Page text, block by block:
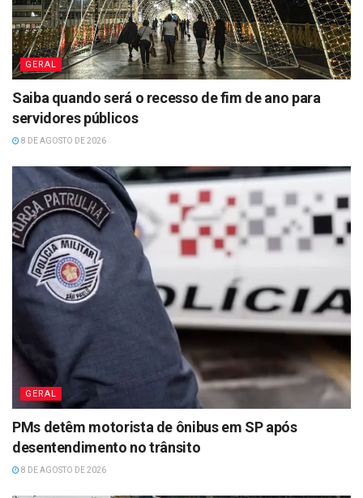
GERAL
Saiba quando será o recesso de fim de ano para
servidores públicos
8 DE AGOSTO DE 2026
GERAL
PMs detêm motorista de ônibus em SP após
desentendimento no trânsito
8 DE AGOSTO DE 2026